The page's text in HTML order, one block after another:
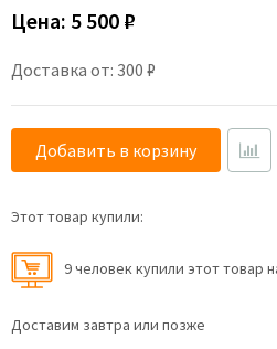
Цена: 5 500 ₽
Доставка от: 300 ₽
Добавить в корзину
Этот товар купили:
9 человек купили этот товар
Доставим завтра или позже